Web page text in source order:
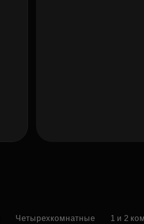
Четырехкомнатные 1 и 2